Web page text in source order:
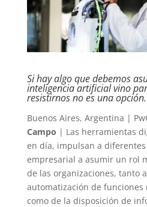
Si hay algo que debemos
inteligencia artificial vino
resistirnos no es una opción.
Buenos Aires, Argentina |
Campo | Las herramientas
en día, impulsan a
empresarial a asumir un rol
de las organizaciones, tanto
automatización de funciones
como de la disposición de